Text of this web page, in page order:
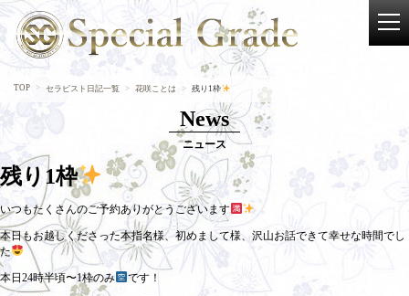
TOP セラピスト日記一覧 花咲ことは 残り1枠
News
ニュース
残り1枠
いつもたくさんのご予約ありがとうございます
本日もお越しくださった本指名様、初めまして様、沢山お話できて幸せな時間でし
た
本日24時半頃〜1枠のみ です！